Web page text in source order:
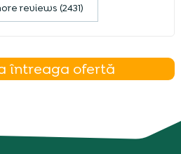
reviews (2431)
întreaga ofertă